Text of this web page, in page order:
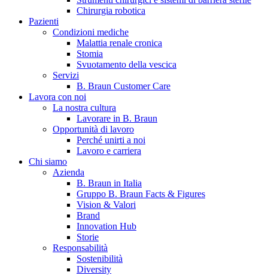
Catalogo prodotti
Trova il prodotto che stai cercando. Visita il catalogo B. Braun
Contatti
Hai domande o richieste? Scrivici per entrare subito in contatto
Chirurgia robotica
Pazienti
Condizioni mediche
Malattia renale cronica
Stomia
Svuotamento della vescica
Servizi
B. Braun Customer Care
Lavora con noi
La nostra cultura
Lavorare in B. Braun
Opportunità di lavoro
Perché unirti a noi
Lavoro e carriera
Chi siamo
Azienda
B. Braun in Italia
Gruppo B. Braun Facts & Figures
Vision & Valori
Brand
Innovation Hub
Storie
Responsabilità
Sostenibilità
Diversity